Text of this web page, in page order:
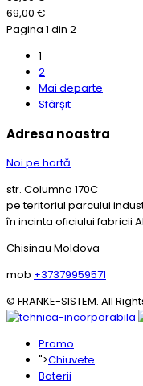
69,00 €
Pagina 1 din 2
1
2
Mai departe
Sfârșit
Adresa noastra
Noi pe hartă
str. Columna 170C
pe teritoriul parcului
în incinta oficiului fabricii
Chisinau Moldova
mob +37379959571
© FRANKE-SISTEM. All
Promo
">Chiuvete
Baterii